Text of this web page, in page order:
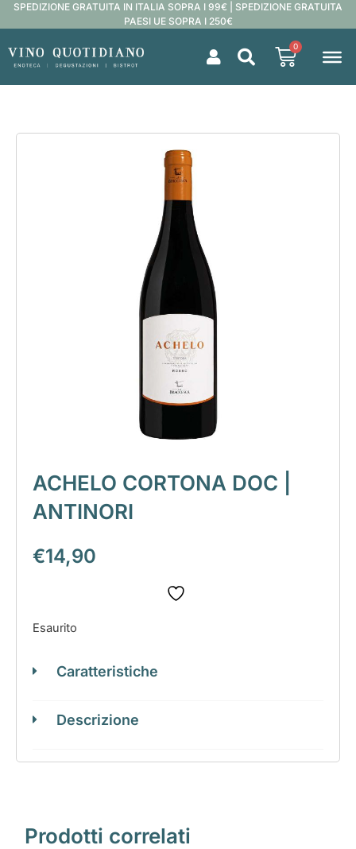
SPEDIZIONE GRATUITA IN ITALIA SOPRA I 99€ | SPEDIZIONE GRATUITA
PAESI UE SOPRA I 250€
0
ACHELO CORTONA DOC |
ANTINORI
€14,90
Esaurito
Caratteristiche
Descrizione
Prodotti correlati